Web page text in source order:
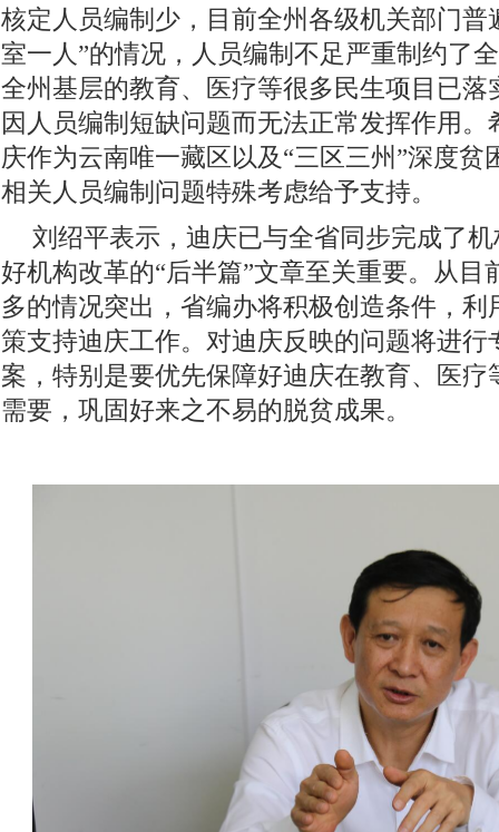
核定人员编制少，目前全州各级机关部门普
室一人”的情况，人员编制不足严重制约了
全州基层的教育、医疗等很多民生项目已落
因人员编制短缺问题而无法正常发挥作用
庆作为云南唯一藏区以及“三区三州”深度贫
相关人员编制问题特殊考虑给予支持。
刘绍平表示，迪庆已与全省同步完成了
好机构改革的“后半篇”文章至关重要。从目
多的情况突出，省编办将积极创造条件，
策支持迪庆工作。对迪庆反映的问题将进行
案，特别是要优先保障好迪庆在教育、医
需要，巩固好来之不易的脱贫成果。